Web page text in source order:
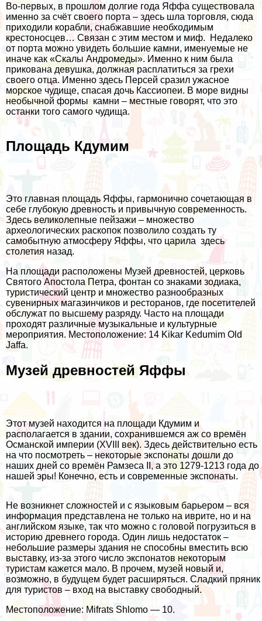
Во-первых, в прошлом долгие года Яффа существовала
именно за счёт своего порта – здесь шла торговля, сюда
приходили корабли, снабжавшие необходимым
крестоносцев… Связан с этим местом и миф. Недалеко
от порта можно увидеть большие камни, именуемые не
иначе как «Скалы Андромеды». Именно к ним была
прикована девушка, должная расплатиться за грехи
своего отца. Именно здесь Персей сразил ужасное
морское чудище, спасая дочь Кассиопеи. В море видны
необычной формы камни – местные говорят, что это
останки того самого чудища.
Площадь Кдумим
Это главная площадь Яффы, гармонично сочетающая в
себе глубокую древность и привычную современность.
Здесь великолепные пейзажи – множество
археологических раскопок позволило создать ту
самобытную атмосферу Яффы, что царила здесь
столетия назад.
На площади расположены Музей древностей, церковь
Святого Апостола Петра, фонтан со знаками зодиака,
туристический центр и множество разнообразных
сувенирных магазинчиков и ресторанов, где посетителей
обслужат по высшему разряду. Часто на площади
проходят различные музыкальные и культурные
мероприятия. Местоположение: 14 Kikar Kedumim Old
Jaffa.
Музей древностей Яффы
Этот музей находится на площади Кдумим и
располагается в здании, сохранившемся аж со времён
Османской империи (XVIII век). Здесь действительно есть
на что посмотреть – некоторые экспонаты дошли до
наших дней со времён Рамзеса II, а это 1279-1213 года до
нашей эры! Конечно, есть и современные экспонаты.
Не возникнет сложностей и с языковым барьером – вся
информация представлена не только на иврите, но и на
английском языке, так что можно с головой погрузиться в
историю древнего города. Один лишь недостаток –
небольшие размеры здания не способны вместить всю
выставку, из-за этого число экспонатов некоторым
туристам кажется мало. В прочем, музей новый и,
возможно, в будущем будет расширяться. Сладкий пряник
для туристов – вход на выставку свободный.
Местоположение: Mifrats Shlomo — 10.